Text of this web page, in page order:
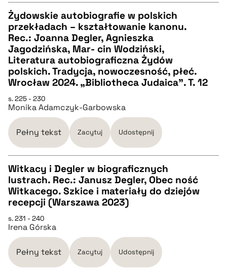
pobierz cytat
CZYSTY TEKST
pobierz cytat
BIBTEX
pobierz cytat
Żydowskie autobiografie w polskich
przekładach – kształtowanie kanonu.
Rec.: Joanna Degler, Agnieszka
Jagodzińska, Mar- cin Wodziński,
Literatura autobiograficzna Żydów
polskich. Tradycja, nowoczesność, płeć.
Wrocław 2024. „Bibliotheca Judaica”. T. 12
s. 225 - 230
Monika Adamczyk-Garbowska
Pełny tekst Zacytuj Udostępnij
CZYSTY TEKST
pobierz cytat
BIBTEX
Witkacy i Degler w biograficznych
lustrach. Rec.: Janusz Degler, Obec ność
Witkacego. Szkice i materiały do dziejów
recepcji (Warszawa 2023)
s. 231 - 240
Irena Górska
Pełny tekst Zacytuj Udostępnij